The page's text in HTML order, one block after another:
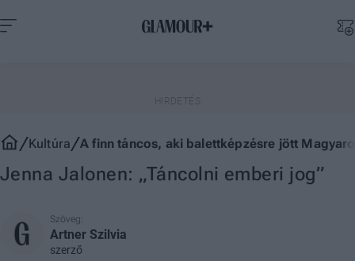
Kultúra A finn táncos, aki balettképzésre jött
Jenna Jalonen: „Táncolni emberi jog”
Szöveg:
Artner Szilvia
szerző